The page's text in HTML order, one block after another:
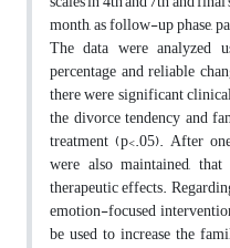
month, as follow-up phase,
The data were analyzed
percentage and reliable
there were significant
the divorce tendency and
treatment (p<.05). After
were also maintained,
therapeutic effects.
emotion-focused
be used to increase the